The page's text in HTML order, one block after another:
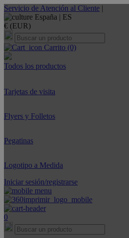
Servicio de Atención al Cliente |
España | ES
€ (EUR)
Carrito (0)
Todos los productos
Tarjetas de visita
Flyers y Folletos
Pegatinas
Logotipo a Medida
Iniciar sesión/registrarse
0